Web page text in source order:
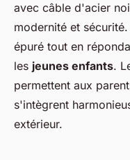
avec câble d'acier
modernité et
épuré tout en
les jeunes enfants.
permettent aux
s'intègrent
extérieur.